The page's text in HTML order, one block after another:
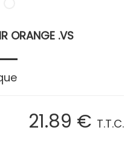
ORANGE .VS
21.89 € T.T.C.